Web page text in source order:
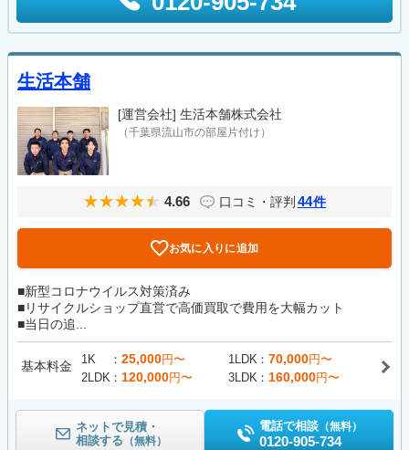
生活本舗
[運営会社] 生活本舗株式会社
（千葉県流山市の部屋片付け）
4.66 口コミ・評判 44件
お気に入りに追加
■新型コロナウイルス対策済み
■リサイクルショップ直営で高価買取で費用を大幅カット
■当日の追...
基本料金 1K 25,000円〜 1LDK 70,000円〜
2LDK
120,000円〜 3LDK 160,000円〜
ネットで見積・
相談する （無料）
電話で相談 （無料）
0120-905-734